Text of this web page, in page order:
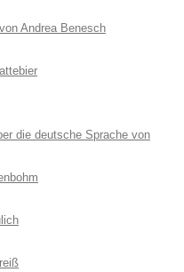
Andrea Benesch
die deutsche Sprache von